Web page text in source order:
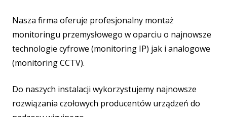
Nasza firma oferuje profesjonalny montaż
monitoringu przemysłowego w oparciu o najnowsze
technologie cyfrowe (monitoring IP) jak i analogowe
(monitoring CCTV).
Do naszych instalacji wykorzystujemy najnowsze
rozwiązania czołowych producentów urządzeń do